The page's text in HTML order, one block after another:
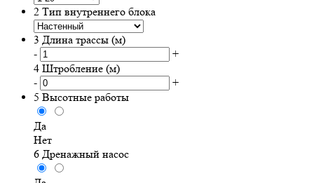
2 Тип внутреннего блока
3 Длина трассы (м)
-
+
4 Штробление (м)
-
+
5 Высотные работы
Да
Нет
6 Дренажный насос